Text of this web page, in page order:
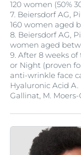
120 women (50%
7. Beiersdorf AG,
160 women aged
8. Beiersdorf AG,
women aged
9. After 8 weeks
or Night (proven
anti-wrinkle face
Hyaluronic Acid A.
Gallinat, M. Moers-